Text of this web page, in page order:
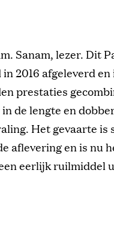
Sanam, lezer. Dit
2016 afgeleverd
prestaties
de lengte en
Het gevaarte is
aflevering en is nu
eerlijk ruilmiddel